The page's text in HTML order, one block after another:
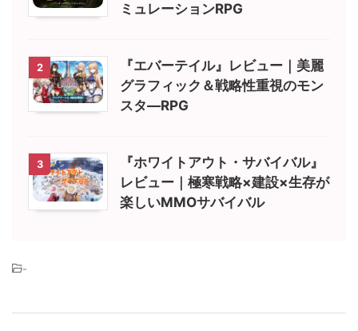
ミュレーションRPG
2
『エバーテイル』レビュー｜美麗
グラフィック＆戦略性重視のモン
スタ―RPG
3
『ホワイトアウト・サバイバル』
レビュー｜極寒戦略×建設×生存が
楽しいMMOサバイバル
-